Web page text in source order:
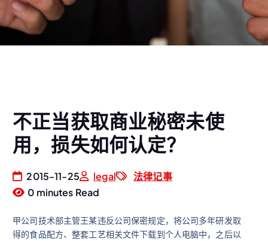
不正当获取商业秘密未使
用，损失如何认定？
2015-11-25 legal
法律记事
0 minutes Read
甲公司技术部主管王某违反公司保密规定，将公司多年研发取
得的食品配方、整套工艺相关文件下载到个人电脑中，之后以